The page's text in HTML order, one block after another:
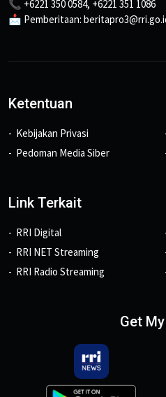
📞 +6221 350 0584, +6221 351 1086
📩 Pemberitaan:
Ketentuan
Kebijakan Privasi
Pedoman Media Siber
Link Terkait
RRI Digital
RRI NET Streaming
RRI Radio Streaming
Get